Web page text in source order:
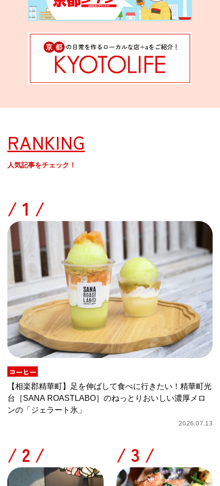
RANKING
人気記事をチェック！
/
コーヒー
【相楽郡精華町】足を伸ばして食べに行きたい！精華町光
台［SANA ROASTLABO］のねっとりおいしい濃厚メロ
ンの「ジェラート氷」
2026.07.13
/ /